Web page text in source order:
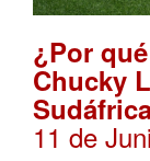
¿Por
Chucky
11 de